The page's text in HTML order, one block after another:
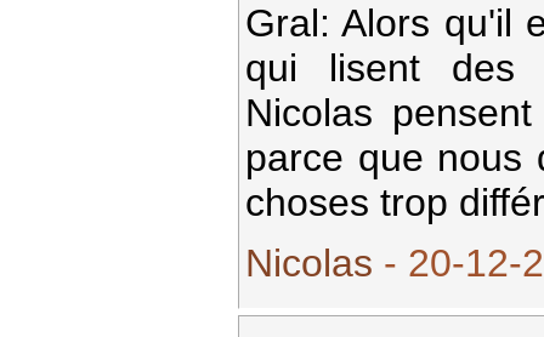
Gral: Alors qu'il
qui lisent des
Nicolas
parce que nous
choses trop
Nicolas - 20-12-